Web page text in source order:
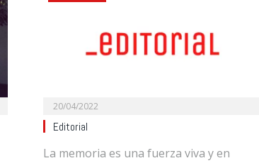
20/04/2022
Editorial
La memoria es una fuerza viva y en